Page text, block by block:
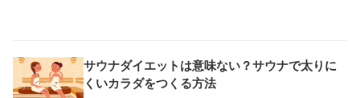
サウナダイエットは意味ない？サウナで太りに
くいカラダをつくる方法